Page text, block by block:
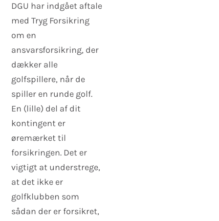
DGU har indgået aftale
med Tryg Forsikring
om en
ansvarsforsikring, der
dækker alle
golfspillere, når de
spiller en runde golf.
En (lille) del af dit
kontingent er
øremærket til
forsikringen. Det er
vigtigt at understrege,
at det ikke er
golfklubben som
sådan der er forsikret,